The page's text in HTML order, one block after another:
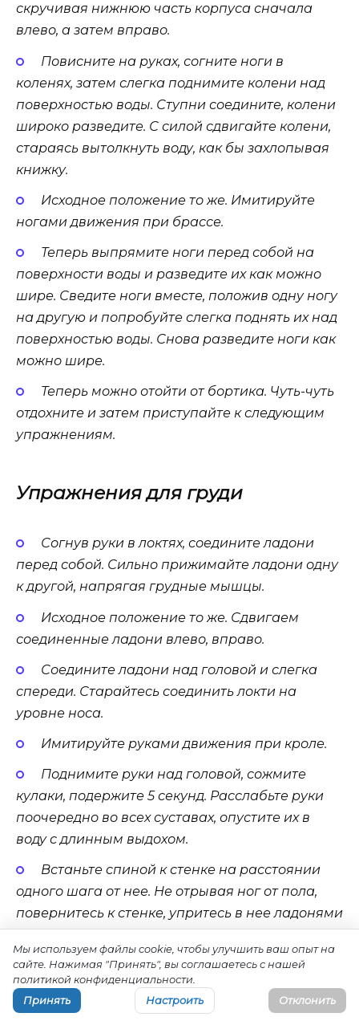
скручивая нижнюю часть корпуса сначала
влево, а затем вправо.
Повисните на руках, согните ноги в
коленях, затем слегка поднимите колени над
поверхностью воды. Ступни соедините, колени
широко разведите. С силой сдвигайте колени,
стараясь вытолкнуть воду, как бы захлопывая
книжку.
Исходное положение то же. Имитируйте
ногами движения при брассе.
Теперь выпрямите ноги перед собой на
поверхности воды и разведите их как можно
шире. Сведите ноги вместе, положив одну ногу
на другую и попробуйте слегка поднять их над
поверхностью воды. Снова разведите ноги как
можно шире.
Теперь можно отойти от бортика. Чуть-чуть
отдохните и затем приступайте к следующим
упражнениям.
Упражнения для груди
Согнув руки в локтях, соедините ладони
перед собой. Сильно прижимайте ладони одну
к другой, напрягая грудные мышцы.
Исходное положение то же. Сдвигаем
соединенные ладони влево, вправо.
Соедините ладони над головой и слегка
спереди. Старайтесь соединить локти на
уровне носа.
Имитируйте руками движения при кроле.
Поднимите руки над головой, сожмите
кулаки, подержите 5 секунд. Расслабьте руки
поочередно во всех суставах, опустите их в
воду с длинным выдохом.
Встаньте спиной к стенке на расстоянии
одного шага от нее. Не отрывая ног от пола,
повернитесь к стенке, упритесь в нее ладонями
в скрученном положении. Вернитесь в
исходную позицию и сделайте то же самое в
другую сторону.
Мы используем файлы cookie, чтобы улучшить ваш опыт на
сайте. Нажимая "Принять", вы соглашаетесь с нашей
политикой конфиденциальности.
Принять
Настроить Отклонить